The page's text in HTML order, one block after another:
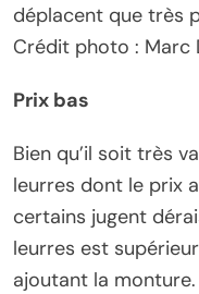
déplacent que très
Crédit photo : Marc
Prix bas
Bien qu’il soit très
leurres dont le prix
certains jugent
leurres est
ajoutant la